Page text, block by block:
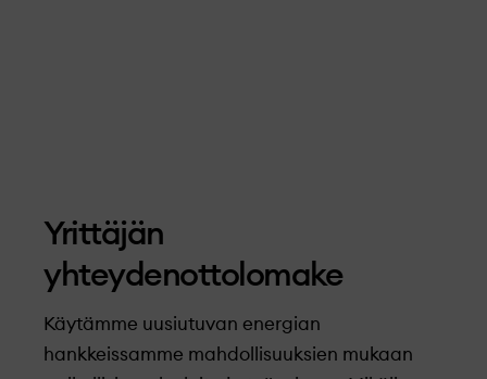
Yrittäjän
yhteydenottolomake
Käytämme uusiutuvan energian
hankkeissamme mahdollisuuksien mukaan